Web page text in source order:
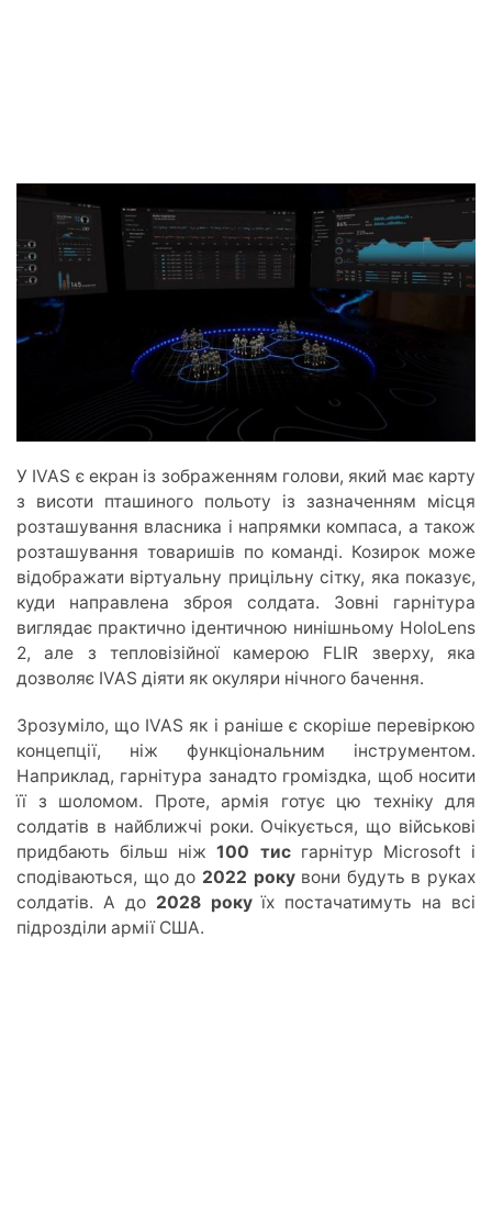
У IVAS є екран із зображенням голови, який має карту
з висоти пташиного польоту із зазначенням місця
розташування власника і напрямки компаса, а також
розташування товаришів по команді. Козирок може
відображати віртуальну прицільну сітку, яка показує,
куди направлена зброя солдата. Зовні гарнітура
виглядає практично ідентичною нинішньому HoloLens
2, але з тепловізійної камерою FLIR зверху, яка
дозволяє IVAS діяти як окуляри нічного бачення.
Зрозуміло, що IVAS як і раніше є скоріше перевіркою
концепції, ніж функціональним інструментом.
Наприклад, гарнітура занадто громіздка, щоб носити
її з шоломом. Проте, армія готує цю техніку для
солдатів в найближчі роки. Очікується, що військові
придбають більш ніж100 тисгарнітур Microsoft і
сподіваються, що до 2022 рокувони будуть в руках
солдатів. А до 2028 рокуїх постачатимуть на всі
підрозділи армії США.